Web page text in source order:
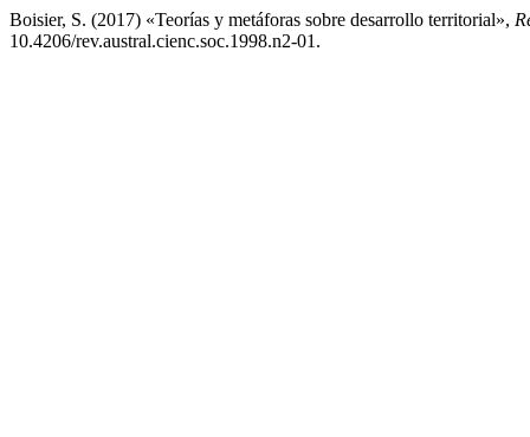
Boisier, S. (2017) «Teorías y metáforas sobre desarrollo territorial»,
10.4206/rev.austral.cienc.soc.1998.n2-01.